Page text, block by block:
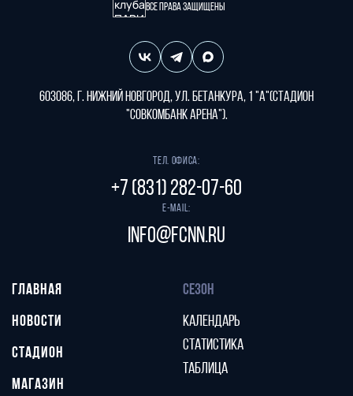
Все права защищены
603086, г. Нижний Новгород, ул. Бетанкура, 1 "А"(стадион
"СОВКОМБАНК АРЕНА").
Тел. офиса:
+7 (831) 282-07-60
E-mail:
info@fcnn.ru
ГЛАВНАЯ
НОВОСТИ
СТАДИОН
МАГАЗИН
СЕЗОН
КАЛЕНДАРЬ
СТАТИСТИКА
ТАБЛИЦА